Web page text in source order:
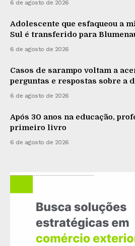
6 de agosto de 2026
Adolescente que esfaqueou a
Sul é transferido para
6 de agosto de 2026
Casos de sarampo voltam a
perguntas e respostas sobre a
6 de agosto de 2026
Após 30 anos na educação,
primeiro livro
6 de agosto de 2026